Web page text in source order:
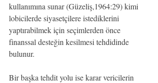
kullanımına sunar (Güzeliş,1964:29) kimi
lobicilerde siyasetçilere istediklerini
yaptırabilmek için seçimlerden önce
finanssal desteğin kesilmesi tehdidinde
bulunur.
Bir başka tehdit yolu ise karar vericilerin